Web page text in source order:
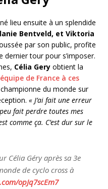
lieu ensuite à un splendide
Bentveld, et Viktoria
par son public, profite
dernier tour pour s’imposer.
Célia Gery obtient la
de France à ces
du monde sur
« J’ai fait une erreur
fait perdre toutes mes
comme ça. C’est dur sur le
Célia Géry après sa 3e
de cyclo cross à
opJq7scEm7